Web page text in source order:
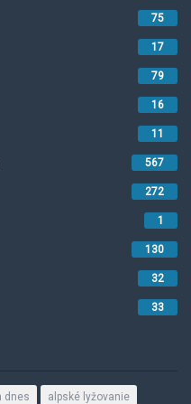
75
17
79
16
11
567
272
1
130
32
33
dnes alpské lyžovanie